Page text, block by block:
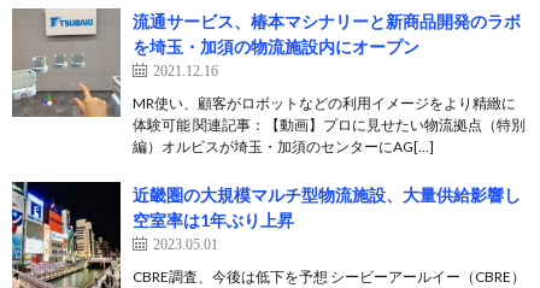
流通サービス、椿本マシナリーと新商品開発のラボ
を埼玉・加須の物流施設内にオープン
2021.12.16
MR使い、顧客がロボットなどの利用イメージをより精緻に
体験可能 関連記事：【動画】プロに見せたい物流拠点（特別
編）オルビスが埼玉・加須のセンターにAG[…]
近畿圏の大規模マルチ型物流施設、大量供給影響し
空室率は1年ぶり上昇
2023.05.01
CBRE調査、今後は低下を予想 シービーアールイー（CBRE）